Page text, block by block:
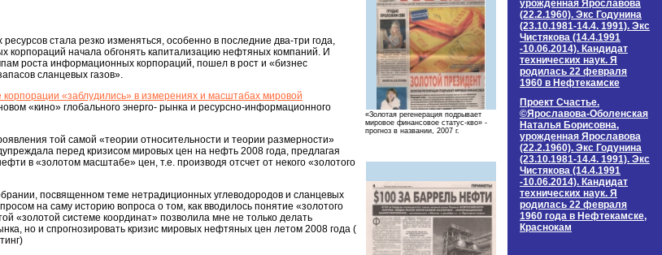
«Золотая регенерация подрывает
мировое финансовое статус-кво» -
прогноз в названии, 2007 г.
стала резко изменяться, особенно в последние два-три года,
корпораций начала обгонять капитализацию нефтяных компаний. И
роста информационных корпораций, пошел в рост и «бизнес
сланцевых газов».
«заблудились» в измерениях и масштабах мировой
«кино» глобального энерго- рынка и ресурсно-информационного
той самой «теории относительности и теории размерности»
перед кризисом мировых цен на нефть 2008 года, предлагая
в «золотом масштабе» цен, т.е. производя отсчет от некого «золотого
посвященном теме нетрадиционных углеводородов и сланцевых
на саму историю вопроса о том, как вводилось понятие «золотого
«золотой системе координат» позволила мне не только делать
но и спрогнозировать кризис мировых нефтяных цен летом 2008 года (
урожденная Ярославова
(22.2.1960). Экс Годунина
(23.10.1981-14.4. 1991). Экс
Чистякова (14.4.1991
-10.06.2014). Кандидат
технических наук. Я
родилась 22 февраля
1960 в Нефтекамске
Проект Счастье.
©Ярославова-Оболенская
Наталья Борисовна,
урожденная Ярославова
(22.2.1960). Экс Годунина
(23.10.1981-14.4. 1991). Экс
Чистякова (14.4.1991
-10.06.2014). Кандидат
технических наук. Я
родилась 22 февраля
1960 года в Нефтекамске,
Краснокам